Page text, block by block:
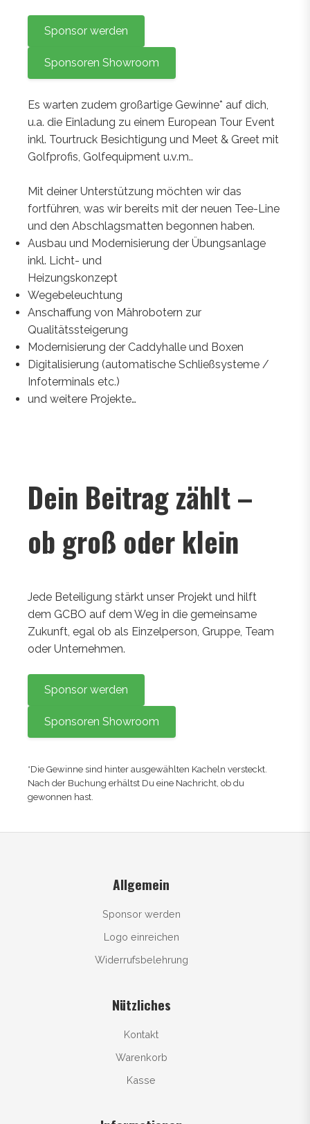
Sponsor werden
Sponsoren Showroom
Es warten zudem großartige Gewinne* auf dich,
u.a. die Einladung zu einem European Tour Event
inkl. Tourtruck Besichtigung und Meet & Greet mit
Golfprofis, Golfequipment u.v.m..
Mit deiner Unterstützung möchten wir das
fortführen, was wir bereits mit der neuen Tee-Line
und den Abschlagsmatten begonnen haben.
Ausbau und Modernisierung der Übungsanlage
inkl. Licht- und
Heizungskonzept
Wegebeleuchtung
Anschaffung von Mährobotern zur
Qualitätssteigerung
Modernisierung der Caddyhalle und Boxen
Digitalisierung (automatische Schließsysteme /
Infoterminals etc.)
und weitere Projekte…
Dein Beitrag zählt –
ob groß oder klein
Jede Beteiligung stärkt unser Projekt und hilft
dem GCBO auf dem Weg in die gemeinsame
Zukunft, egal ob als Einzelperson, Gruppe, Team
oder Unternehmen.
Sponsor werden
Sponsoren Showroom
*Die Gewinne sind hinter ausgewählten Kacheln versteckt.
Nach der Buchung erhältst Du eine Nachricht, ob du
gewonnen hast.
Allgemein
Sponsor werden
Logo einreichen
Widerrufsbelehrung
Nützliches
Kontakt
Warenkorb
Kasse